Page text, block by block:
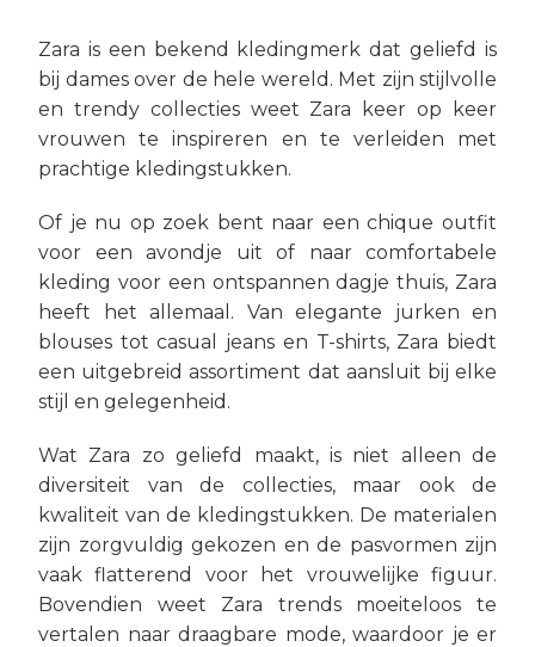
Zara is een bekend kledingmerk dat geliefd is
bij dames over de hele wereld. Met zijn stijlvolle
en trendy collecties weet Zara keer op keer
vrouwen te inspireren en te verleiden met
prachtige kledingstukken.
Of je nu op zoek bent naar een chique outfit
voor een avondje uit of naar comfortabele
kleding voor een ontspannen dagje thuis, Zara
heeft het allemaal. Van elegante jurken en
blouses tot casual jeans en T-shirts, Zara biedt
een uitgebreid assortiment dat aansluit bij elke
stijl en gelegenheid.
Wat Zara zo geliefd maakt, is niet alleen de
diversiteit van de collecties, maar ook de
kwaliteit van de kledingstukken. De materialen
zijn zorgvuldig gekozen en de pasvormen zijn
vaak flatterend voor het vrouwelijke figuur.
Bovendien weet Zara trends moeiteloos te
vertalen naar draagbare mode, waardoor je er